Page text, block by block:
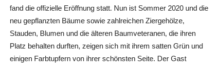
fand die offizielle Eröffnung statt. Nun ist Sommer 2020 und die
neu gepflanzten Bäume sowie zahlreichen Ziergehölze,
Stauden, Blumen und die älteren Baumveteranen, die ihren
Platz behalten durften, zeigen sich mit ihrem satten Grün und
einigen Farbtupfern von ihrer schönsten Seite. Der Gast